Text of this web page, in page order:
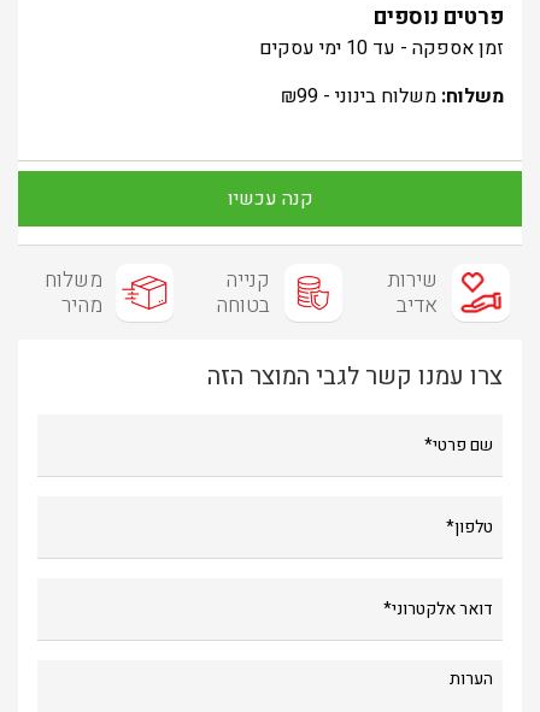
פרטים נוספים
זמןאספקה - עד 10 ימי עסקים
משלוח: משלוח בינוני - ₪99
קנה עכשיו
שירות
אדיב
קנייה
בטוחה
משלוח
מהיר
צרו עמנו קשר לגבי המוצר הזה